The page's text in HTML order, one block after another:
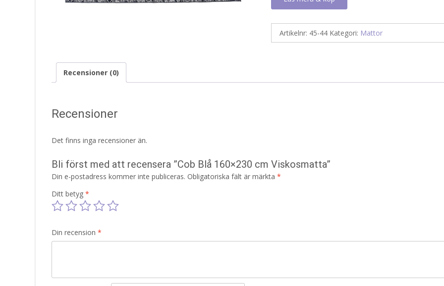
Artikelnr: 45-44 Kategori: Mattor
Recensioner (0)
Recensioner
Det finns inga recensioner än.
Bli först med att recensera ”Cob Blå 160×230 cm Viskosmatta”
Din e-postadress kommer inte publiceras. Obligatoriska fält är märkta *
Ditt betyg *
Din recension *